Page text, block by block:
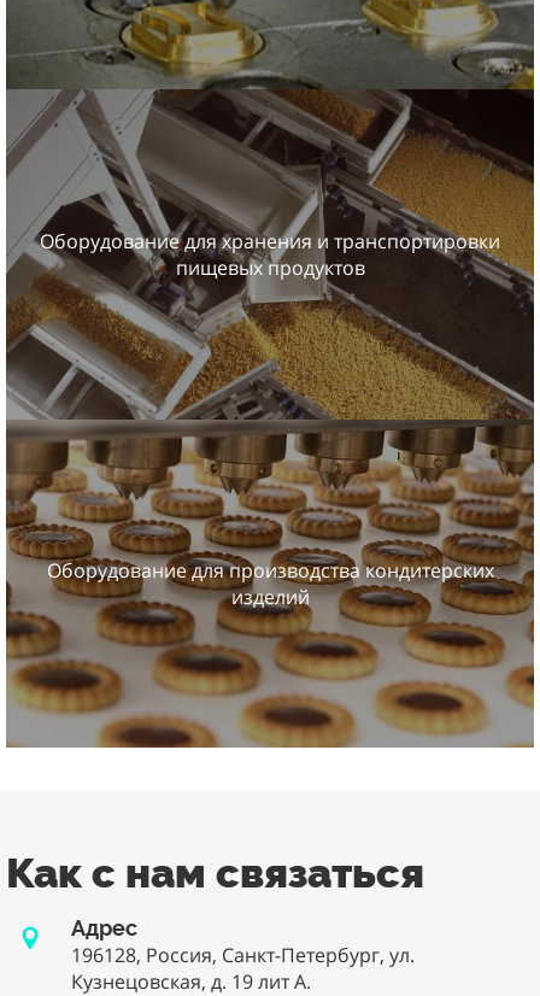
Оборудование для хранения и транспортировки
пищевых продуктов
Оборудование для производства кондитерских
изделий
Как с нам связаться
Адрес
196128, Россия, Санкт-Петербург, ул.
Кузнецовская, д. 19 лит А.